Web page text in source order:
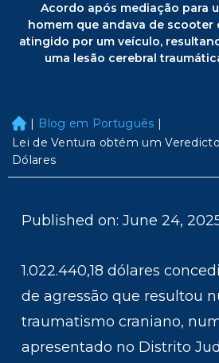
Acordo após mediação para
homem que andava de scooter
atingido por um veículo,
uma lesão cerebral
H
o
m
e
| Blog em Português |
Lei de Ventura obtém um
Dólares
Published on: June 24,
1.022.440,18 dólares
de agressão que resultou
traumatismo craniano,
apresentado no Distrito